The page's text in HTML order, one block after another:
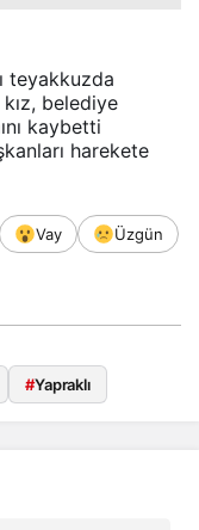
teyakkuzda
belediye
kaybetti
harekete
Vay
Üzgün
#Yapraklı